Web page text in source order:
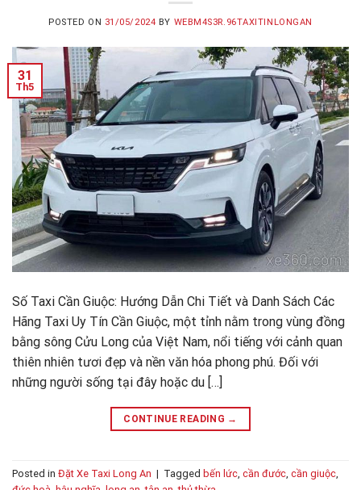
POSTED ON 31/05/2024 BY WEBM4S3R.96TAXITINLONGAN
31
Th5
Số Taxi Cần Giuộc: Hướng Dẫn Chi Tiết và Danh Sách Các
Hãng Taxi Uy Tín Cần Giuộc, một tỉnh nằm trong vùng đồng
bằng sông Cửu Long của Việt Nam, nổi tiếng với cảnh quan
thiên nhiên tươi đẹp và nền văn hóa phong phú. Đối với
những người sống tại đây hoặc du […]
CONTINUE READING →
Posted in Đặt Xe Taxi Long An | Tagged bến lức, cần đước, cần giuộc,